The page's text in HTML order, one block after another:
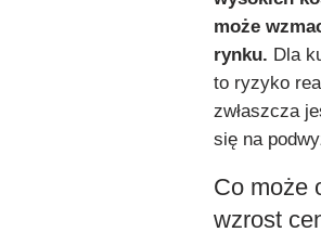
może
rynku. Dla
to ryzyko
zwłaszcza
się na
Co może
wzrost